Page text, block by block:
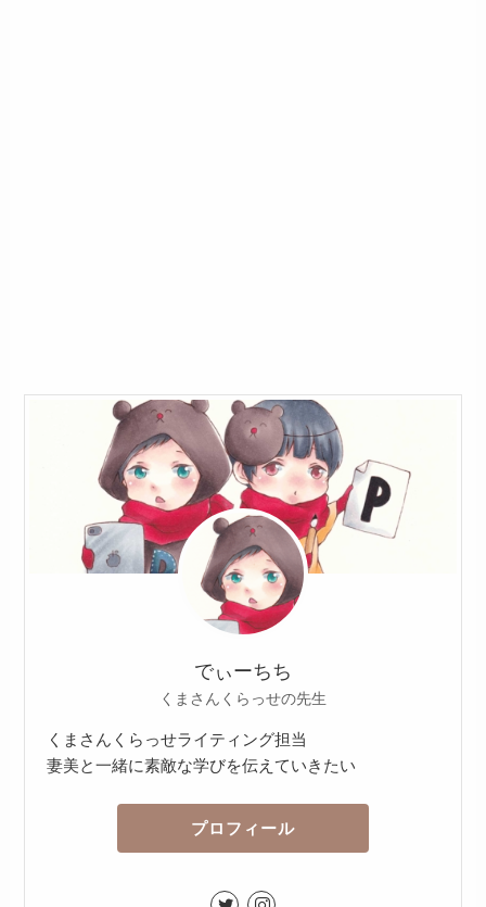
でぃーちち
くまさんくらっせの先生
くまさんくらっせライティング担当
妻美と一緒に素敵な学びを伝えていきたい
プロフィール